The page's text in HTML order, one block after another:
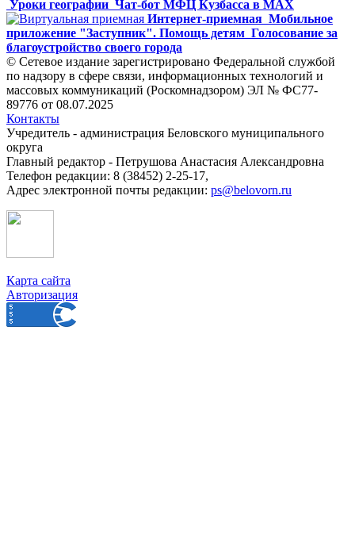
Уроки географии Чат-бот МФЦ Кузбасса в MAX
Интернет-приемная Мобильное
приложение "Заступник". Помощь детям Голосование за
благоустройство своего города
© Сетевое издание зарегистрировано Федеральной службой
по надзору в сфере связи, информационных технологий и
массовых коммуникаций (Роскомнадзором) ЭЛ № ФС77-
89776 от 08.07.2025
Контакты
Учредитель - администрация Беловского муниципального
округа
Главный редактор - Петрушова Анастасия Александровна
Телефон редакции: 8 (38452) 2-25-17,
Адрес электронной почты редакции: ps@belovorn.ru
Карта сайта
Авторизация